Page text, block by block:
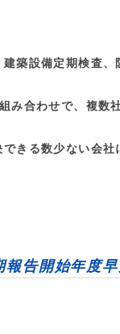
築設備定期検査
み合わせで、複数
きる数少ない会社
報告開始年度